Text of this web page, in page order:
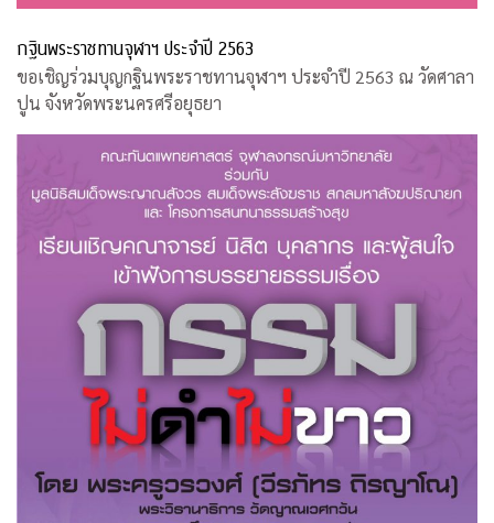
กฐินพระราชทานจุฬาฯ ประจำปี 2563
ขอเชิญร่วมบุญกฐินพระราชทานจุฬาฯ ประจำปี 2563 ณ วัดศาลา
ปูน จังหวัดพระนครศรีอยุธยา